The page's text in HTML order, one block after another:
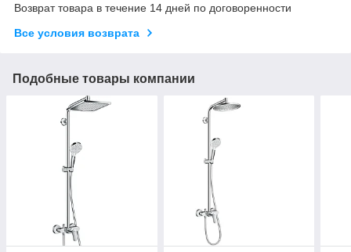
Возврат товара в течение 14 дней по договоренности
Все условия возврата
Подобные товары компании